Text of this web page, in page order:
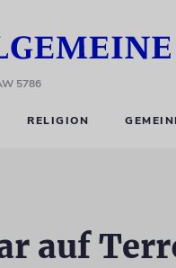
5786
RELIGION
auf